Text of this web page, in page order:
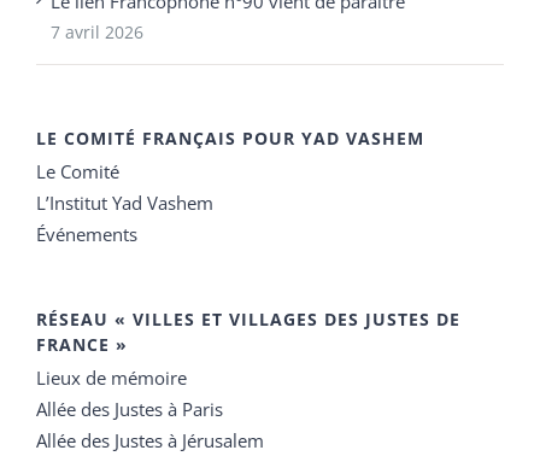
7 avril 2026
LE COMITÉ FRANÇAIS POUR YAD VASHEM
Le Comité
L’Institut Yad Vashem
Événements
RÉSEAU « VILLES ET VILLAGES DES JUSTES DE
FRANCE »
Lieux de mémoire
Allée des Justes à Paris
Allée des Justes à Jérusalem